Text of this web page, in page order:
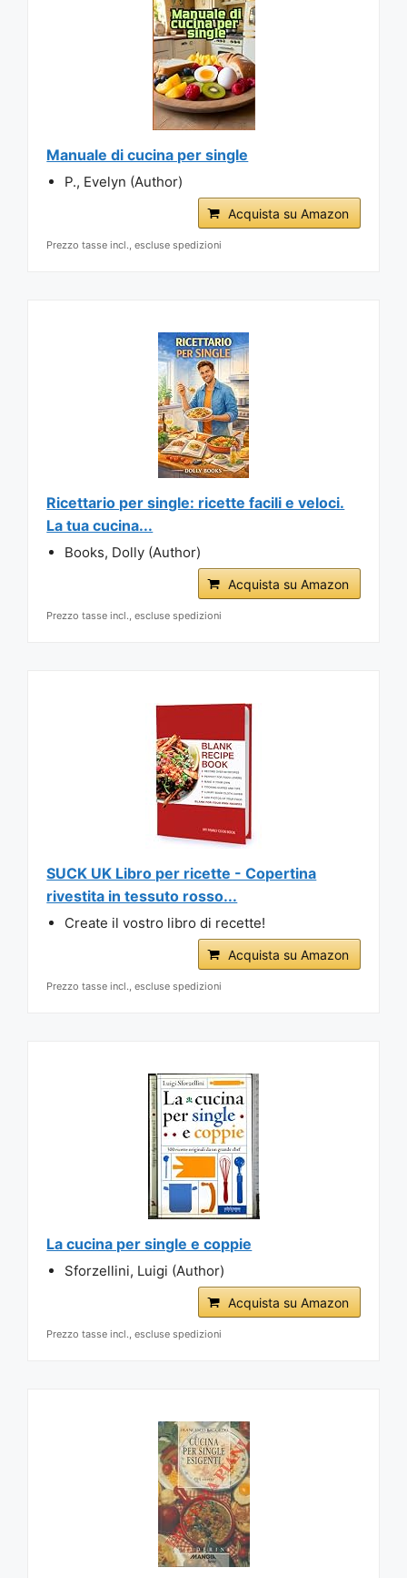
Manuale di cucina per single
P., Evelyn (Author)
Acquista su Amazon
Prezzo tasse incl., escluse spedizioni
Ricettario per single: ricette facili e veloci.
La tua cucina...
Books, Dolly (Author)
Acquista su Amazon
Prezzo tasse incl., escluse spedizioni
SUCK UK Libro per ricette - Copertina
rivestita in tessuto rosso...
Create il vostro libro di recette!
Acquista su Amazon
Prezzo tasse incl., escluse spedizioni
La cucina per single e coppie
Sforzellini, Luigi (Author)
Acquista su Amazon
Prezzo tasse incl., escluse spedizioni